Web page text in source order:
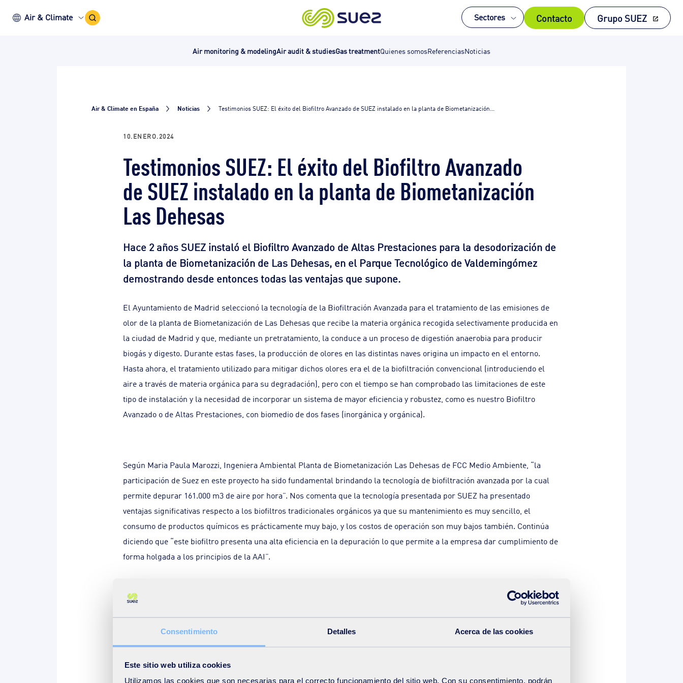
Consentimiento Detalles Acerca de las cookies
Este sitio web utiliza cookies
Utilizamos las cookies que son necesarias para el correcto funcionamiento del sitio web. Con su consentimiento, podrán
Air & Climate Search
Icon Sectores Contacto Grupo SUEZ
Air monitoring & modelingAir audit & studiesGas treatmentQuienes somosReferenciasNoticias
Air & Climate en España Noticias Testimonios SUEZ: El éxito del Biofiltro Avanzado de SUEZ instalado en la planta de Biometanización...
10.ENERO.2024
Testimonios SUEZ: El éxito del Biofiltro Avanzado
de SUEZ instalado en la planta de Biometanización
Las Dehesas
Hace 2 años SUEZ instaló el Biofiltro Avanzado de Altas Prestaciones para la desodorización de
la planta de Biometanización de Las Dehesas, en el Parque Tecnológico de Valdemingómez
demostrando desde entonces todas las ventajas que supone.
El Ayuntamiento de Madrid seleccionó la tecnología de la Biofiltración Avanzada para el tratamiento de las emisiones de
olor de la planta de Biometanización de Las Dehesas que recibe la materia orgánica recogida selectivamente producida en
la ciudad de Madrid y que, mediante un pretratamiento, la conduce a un proceso de digestión anaerobia para producir
biogás y digesto. Durante estas fases, la producción de olores en las distintas naves origina un impacto en el entorno.
Hasta ahora, el tratamiento utilizado para mitigar dichos olores era el de la biofiltración convencional (introduciendo el
aire a través de materia orgánica para su degradación), pero con el tiempo se han comprobado las limitaciones de este
tipo de instalación y la necesidad de incorporar un sistema de mayor eficiencia y robustez, como es nuestro Biofiltro
Avanzado o de Altas Prestaciones, con biomedio de dos fases (inorgánica y orgánica).
Según Maria Paula Marozzi, Ingeniera Ambiental Planta de Biometanización Las Dehesas de FCC Medio Ambiente, “la
participación de Suez en este proyecto ha sido fundamental brindando la tecnología de biofiltración avanzada por la cual
permite depurar 161.000 m3 de aire por hora”. Nos comenta que la tecnología presentada por SUEZ ha presentado
ventajas significativas respecto a los biofiltros tradicionales orgánicos ya que su mantenimiento es muy sencillo, el
consumo de productos químicos es prácticamente muy bajo, y los costos de operación son muy bajos también. Continúa
diciendo que “este biofiltro presenta una alta eficiencia en la depuración lo que permite a la empresa dar cumplimiento de
forma holgada a los principios de la AAI”.
un caudal de 161.000 Nm3/h de aire a través de un Biofiltro Avanzado de 3 pisos de altura. Al ser un biofiltro cerrado, es
posible la construcción en altura cuando no se dispone de espacio suficiente. Este aire, cargado de olores y compuestos
orgánicos volátiles, después de atravesar el biomedio avanzado, se emite a través de una chimenea con una concentración
de olores de ≤1.000 OUEU/Nm3 y un COT (Carbono Orgánico Total) ≤40 mg/Nm3, ambos parámetros exigidos en la
Autorización Ambiental de la planta por la Comunidad de Madrid.